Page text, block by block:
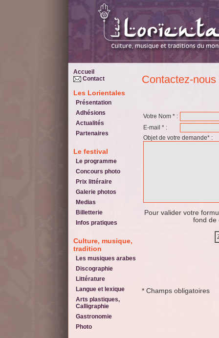
Accueil
Contact
Les Lorientales
Présentation
Adhésions
Actualités
Partenaires
Le festival
Le programme
Concours photo
Prix littéraire
Galerie photos
Medias
Billetterie
Infos pratiques
Culture, musique,
tradition
Les musiques arabes
Discographie
Littérature
Langue et lexique
Arts plastiques,
Calligraphie
Gastronomie
Photo
Contactez-nous
Votre Nom * :
E-mail * :
Objet de votre demande* :
Pour valider votre
fond de
* Champs obligatoires